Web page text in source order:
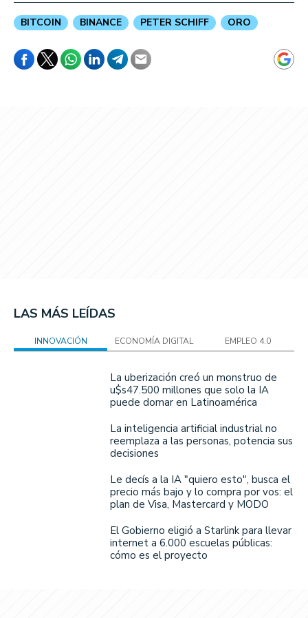
BITCOIN BINANCE PETER SCHIFF ORO
LAS MÁS LEÍDAS
INNOVACIÓN ECONOMÍA DIGITAL EMPLEO 4.0
La uberización creó un monstruo de
u$s47.500 millones que solo la IA
puede domar en Latinoamérica
La inteligencia artificial industrial no
reemplaza a las personas, potencia sus
decisiones
Le decís a la IA "quiero esto", busca el
precio más bajo y lo compra por vos: el
plan de Visa, Mastercard y MODO
El Gobierno eligió a Starlink para llevar
internet a 6.000 escuelas públicas:
cómo es el proyecto